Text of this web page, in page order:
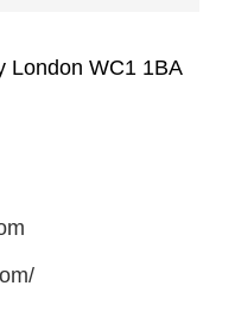
London WC1 1BA